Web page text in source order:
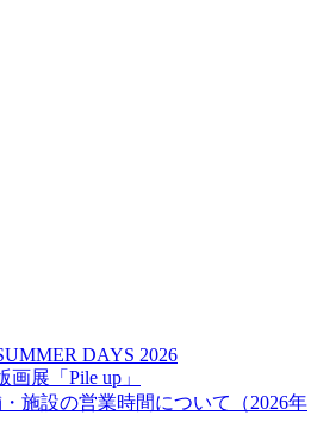
DAYS 2026
画展「Pile up」
施設の営業時間について（2026年